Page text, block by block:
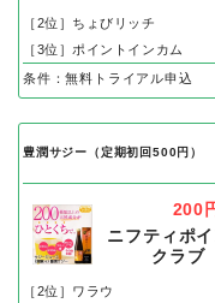
［2位］ちょびリッチ
［3位］ポイントインカム
条件：無料トライアル申込
豊潤サジー（定期初回500円）
200
ニフティポイ
クラブ
［2位］ワラウ